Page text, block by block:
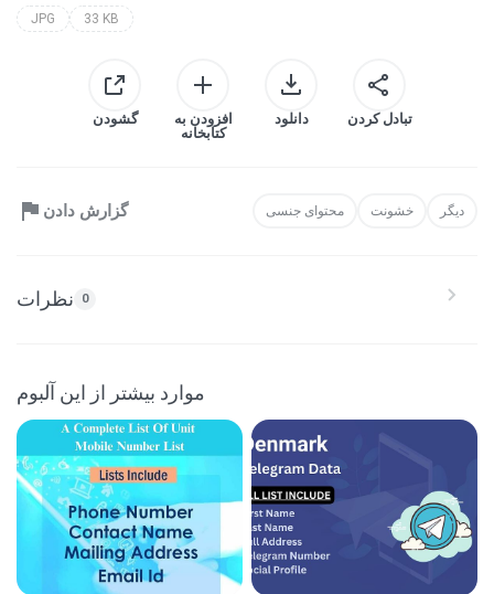
JPG 33 KB
گشودن
افزودن به
کتابخانه
دانلود تبادل کردن
گزارش دادن محتوای جنسی خشونت دیگر
نظرات 0
موارد بیشتر از این آلبوم